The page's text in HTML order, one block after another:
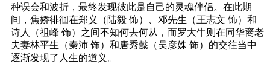
种误会和波折，最终发现彼此是自己的灵魂伴侣。在此期
间，焦娇徘徊在郑义（陆毅 饰）、邓先生（王志文 饰）和
诗人（祖峰 饰）之间不知何去何从，而罗大牛则在同华裔老
夫妻林平生（秦沛 饰）和唐秀懿（吴彦姝 饰）的交往当中
逐渐发现了人生的道义。